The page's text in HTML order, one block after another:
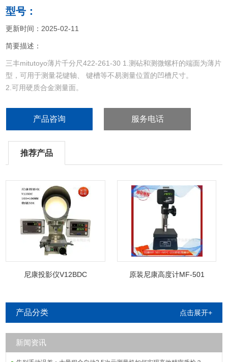
型号：
更新时间：2025-02-11
简要描述：
三丰mitutoyo薄片千分尺422-261-30 1.测砧和测微螺杆的端面为薄片
型，可用于测量花键轴、 键槽等不易测量位置的凹槽尺寸。
2.可用硬质合金测量面。
产品咨询 服务电话
推荐产品
尼康投影仪V12BDC 原装尼康高度计MF-501
产品分类 点击展开+
新闻资讯